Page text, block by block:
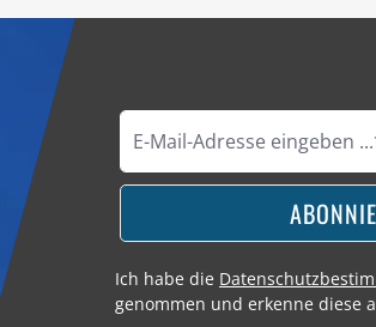
Ich habe die
genommen und erkenne diese